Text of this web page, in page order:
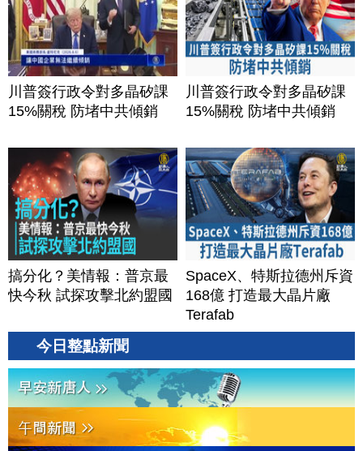
川普簽行政令對多晶矽課
15%關稅 防堵中共傾銷
川普簽行政令對多晶矽課
15%關稅 防堵中共傾銷
搞分化？美情報：普京最
快今秋 試探攻擊北約盟國
SpaceX、特斯拉德州斥資
168億 打造最大晶片廠
Terafab
今日整點新聞